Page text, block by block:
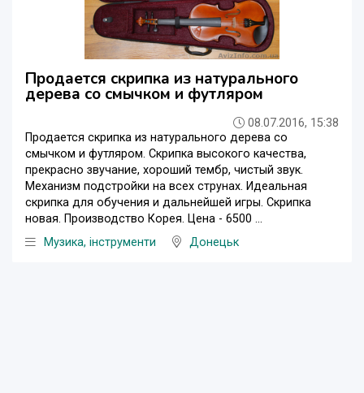
Продается скрипка из натурального
дерева со смычком и футляром
08.07.2016, 15:38
Продается скрипка из натурального дерева со
смычком и футляром. Скрипка высокого качества,
прекрасно звучание, хороший тембр, чистый звук.
Механизм подстройки на всех струнах. Идеальная
скрипка для обучения и дальнейшей игры. Скрипка
новая. Производство Корея. Цена - 6500 ...
Музика, інструменти
Донецьк